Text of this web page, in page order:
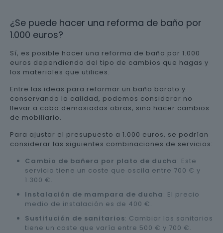
¿Se puede hacer una reforma de baño por
1.000 euros?
Sí, es posible hacer una reforma de baño por 1.000
euros dependiendo del tipo de cambios que hagas y
los materiales que utilices.
Entre las ideas para reformar un baño barato y
conservando la calidad, podemos considerar no
llevar a cabo demasiadas obras, sino hacer cambios
de mobiliario.
Para ajustar el presupuesto a 1.000 euros, se podrían
considerar las siguientes combinaciones de servicios:
Cambio de bañera por plato de ducha: Este
servicio tiene un coste que oscila entre 700 € y
1.300 €.
Instalación de mampara de ducha: El precio
medio de instalación es de 400 €.
Sustitución de sanitarios: Cambiar los sanitarios
tiene un coste que varía entre 500 € y 700 €.